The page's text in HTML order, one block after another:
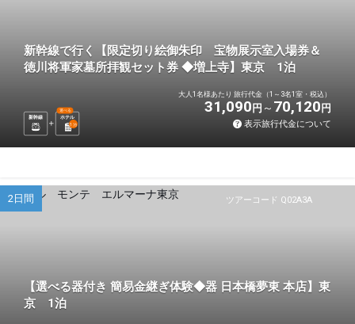
新幹線で行く【限定切り絵御朱印 宝物展示室入場券＆
徳川将軍家墓所拝観セット券 ◆増上寺】東京 1泊
新幹線 ホテル
選べる
1 泊
大人1名様あたり 旅行代金（1～3名1室・税込）
31,090 円 70,120 円
表示旅行代金について
ツアーコード Q02A3A
2日間
【選べる器付き 簡易金継ぎ体験◆器 日本橋夢東 本店】東
京 1泊